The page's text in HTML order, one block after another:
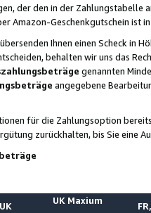
der den in der
Amazon-Geschenkgutschein ist
Ihnen einen Scheck in
behalten wir uns das
genannten
angegebene
für die Zahlungsoption
zurückhalten, bis Sie
UK
UK Maxium